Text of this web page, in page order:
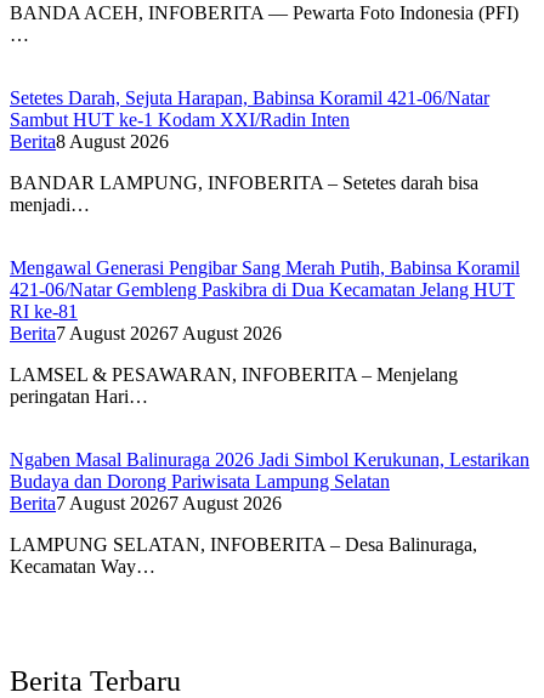
BANDA ACEH, INFOBERITA — Pewarta Foto Indonesia (PFI)
…
Setetes Darah, Sejuta Harapan, Babinsa Koramil 421-06/Natar
Sambut HUT ke-1 Kodam XXI/Radin Inten
Berita8 August 2026
BANDAR LAMPUNG, INFOBERITA – Setetes darah bisa
menjadi…
Mengawal Generasi Pengibar Sang Merah Putih, Babinsa Koramil
421-06/Natar Gembleng Paskibra di Dua Kecamatan Jelang HUT
RI ke-81
Berita7 August 20267 August 2026
LAMSEL & PESAWARAN, INFOBERITA – Menjelang
peringatan Hari…
Ngaben Masal Balinuraga 2026 Jadi Simbol Kerukunan, Lestarikan
Budaya dan Dorong Pariwisata Lampung Selatan
Berita7 August 20267 August 2026
LAMPUNG SELATAN, INFOBERITA – Desa Balinuraga,
Kecamatan Way…
Berita Terbaru